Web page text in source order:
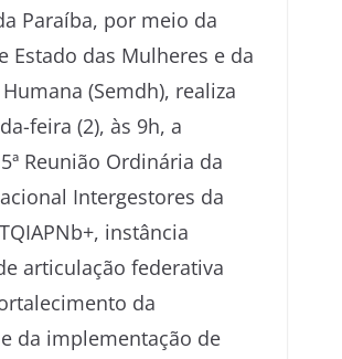
Paraíba, por meio da
Estado das Mulheres e da
(Semdh), realiza
feira (2), às 9h, a
Reunião Ordinária da
Intergestores da
instância
articulação federativa
da
da implementação de